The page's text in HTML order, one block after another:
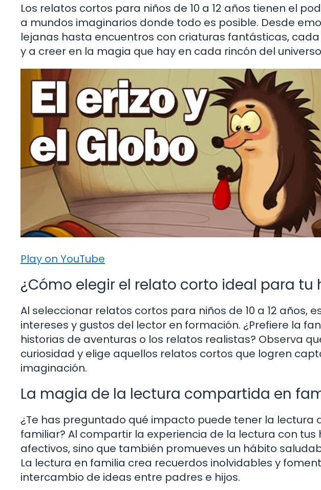
Los relatos cortos para niños de 10 a 12 años tienen el
a mundos imaginarios donde todo es posible. Desde
lejanas hasta encuentros con criaturas fantásticas,
y a creer en la magia que hay en cada rincón del
Play on YouTube
¿Cómo elegir el relato corto ideal para tu
Al seleccionar relatos cortos para niños de 10 a 12 años,
intereses y gustos del lector en formación. ¿Prefiere la
historias de aventuras o los relatos realistas? Observa
curiosidad y elige aquellos relatos cortos que logren
imaginación.
La magia de la lectura compartida en
¿Te has preguntado qué impacto puede tener la lectura
familiar? Al compartir la experiencia de la lectura con tus
afectivos, sino que también promueves un hábito
La lectura en familia crea recuerdos inolvidables y
intercambio de ideas entre padres e hijos.